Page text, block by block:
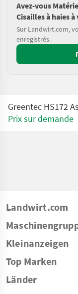
Avez-vous
Cisailles à haies à
Sur Landwirt.com,
enregistrés.
Prix sur demande
Landwirt.com
Kleinanzeigen
Top Marken
Länder